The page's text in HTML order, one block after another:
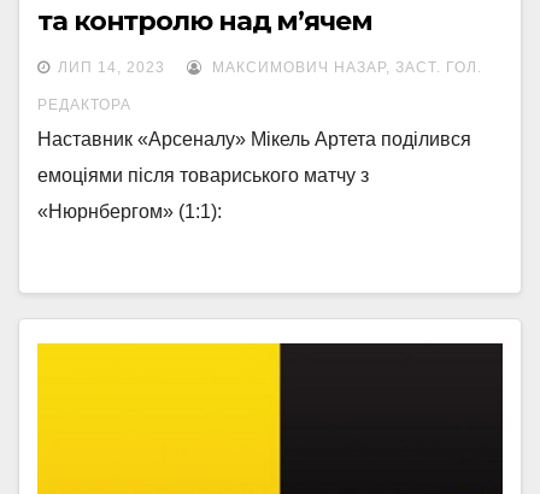
та контролю над м’ячем
ЛИП 14, 2023 МАКСИМОВИЧ НАЗАР, ЗАСТ. ГОЛ.
РЕДАКТОРА
Наставник «Арсеналу» Мікель Артета поділився
емоціями після товариського матчу з
«Нюрнбергом» (1:1):